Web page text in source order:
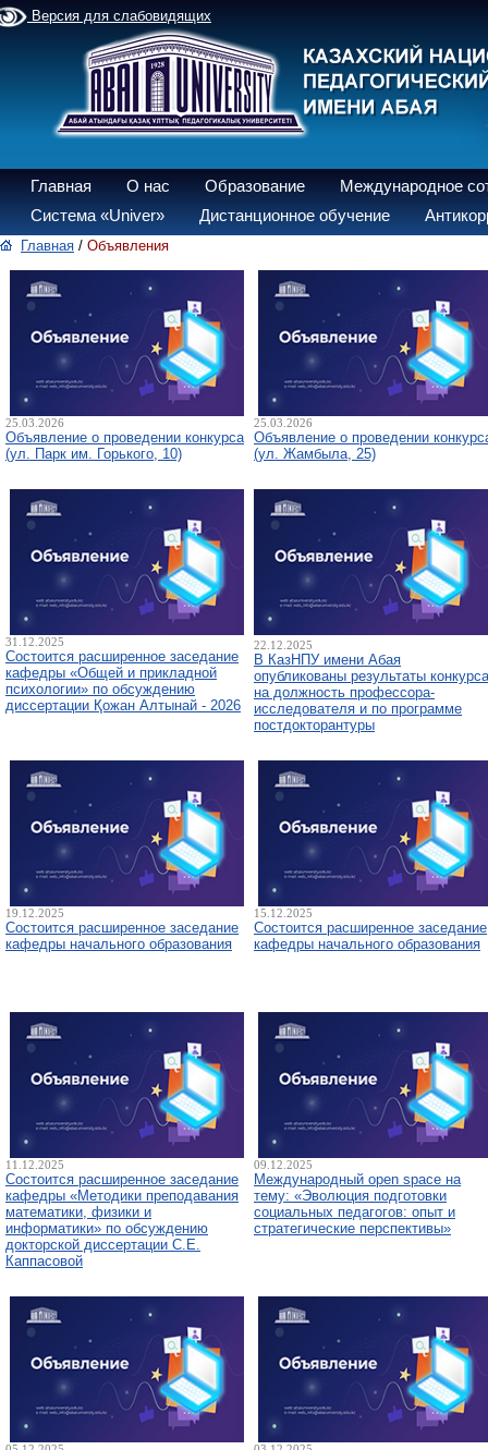
Версия для слабовидящих
Главная О нас Образование
Международное
Система «Univer»
Дистанционное обучение
Главная / Объявления
25.03.2026
Объявление о проведении конкурса
(ул. Парк им. Горького, 10)
25.03.2026
Объявление о проведении
(ул. Жамбыла, 25)
31.12.2025
Состоится расширенное заседание
кафедры «Общей и прикладной
психологии» по обсуждению
диссертации Қожан Алтынай - 2026
22.12.2025
В КазНПУ имени Абая
опубликованы результаты конкурса
на должность профессора-
исследователя и по программе
постдокторантуры
19.12.2025
Состоится расширенное заседание
кафедры начального образования
15.12.2025
Состоится расширенное заседание
кафедры начального образования
11.12.2025
Состоится расширенное заседание
кафедры «Методики преподавания
математики, физики и
информатики» по обсуждению
докторской диссертации С.Е.
Каппасовой
09.12.2025
Международный open space на
тему: «Эволюция подготовки
социальных педагогов: опыт и
стратегические перспективы»